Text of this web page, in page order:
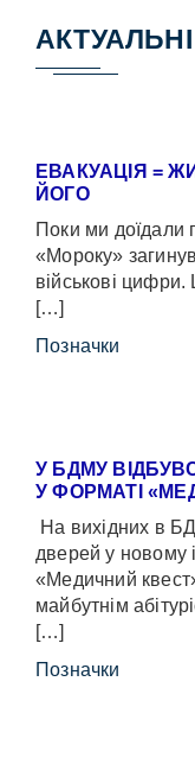
ЕВАКУАЦІЯ =
ЙОГО
Поки ми доїдали
«Мороку»
військові
[…]
Позначки
У БДМУ
У ФОРМАТІ
На вихідних в
дверей у новому
«Медичний
майбутнім
[…]
Позначки